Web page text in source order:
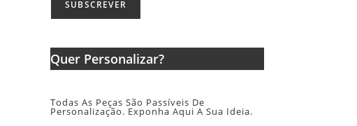
Quer Personalizar?
Todas As Peças São Passíveis De
Personalização. Exponha Aqui A Sua Ideia.